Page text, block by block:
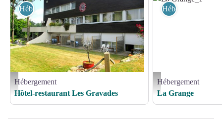
Hôtel-restaurant Les Gravades_1 - Les Gravades
Hébergement
Hébergement
Hôtel-restaurant Les Gravades
La Grange_1 - GDF 19
Hébergement
Hébergement
La Grange